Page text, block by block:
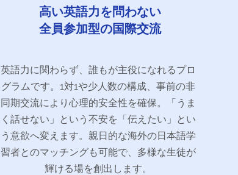
高い英語力を問わない
全員参加型の国際交流
英語力に関わらず、誰もが主役になれるプロ
グラムです。1対1や少人数の構成、事前の非
同期交流により心理的安全性を確保。「うま
く話せない」という不安を「伝えたい」とい
う意欲へ変えます。親日的な海外の日本語学
習者とのマッチングも可能で、多様な生徒が
輝ける場を創出します。